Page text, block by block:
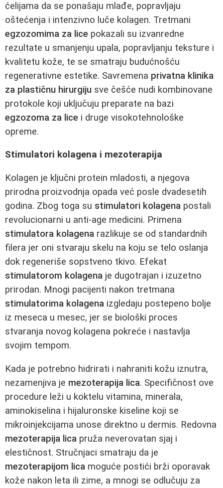
ćelijama da se ponašaju mlađe, popravljaju
oštećenja i intenzivno luče kolagen. Tretmani
egzozomima za lice pokazali su izvanredne
rezultate u smanjenju upala, popravljanju teksture i
kvalitetu kože, te se smatraju budućnošću
regenerativne estetike. Savremena privatna klinika
za plastičnu hirurgiju sve češće nudi kombinovane
protokole koji uključuju preparate na bazi
egzozoma za lice i druge visokotehnološke
opreme.
Stimulatori kolagena i mezoterapija
Kolagen je ključni protein mladosti, a njegova
prirodna proizvodnja opada već posle dvadesetih
godina. Zbog toga su stimulatori kolagena postali
revolucionarni u anti-age medicini. Primena
stimulatora kolagena razlikuje se od standardnih
filera jer oni stvaraju skelu na koju se telo oslanja
dok regeneriše sopstveno tkivo. Efekat
stimulatorom kolagena je dugotrajan i izuzetno
prirodan. Mnogi pacijenti nakon tretmana
stimulatorima kolagena izgledaju postepeno bolje
iz meseca u mesec, jer se biološki proces
stvaranja novog kolagena pokreće i nastavlja
svojim tempom.
Kada je potrebno hidrirati i nahraniti kožu iznutra,
nezamenjiva je mezoterapija lica. Specifičnost ove
procedure leži u koktelu vitamina, minerala,
aminokiselina i hijaluronske kiseline koji se
mikroinjekcijama unose direktno u dermis. Redovna
mezoterapija lica pruža neverovatan sjaj i
elestičnost. Stručnjaci smatraju da je
mezoterapijom lica moguće postići brži oporavak
kože nakon leta ili zime, a mnogi se odlučuju za